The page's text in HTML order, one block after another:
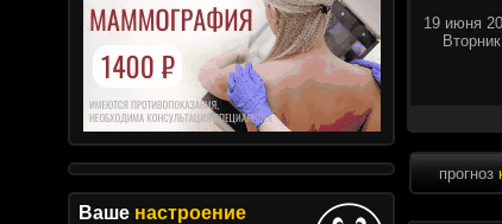
Ваше настроение
19 июня
Вторник
прогноз